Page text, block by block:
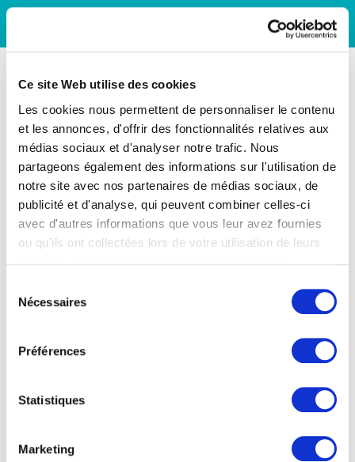
Ce site Web utilise des cookies
Les cookies nous permettent de personnaliser le contenu
et les annonces, d'offrir des fonctionnalités relatives aux
médias sociaux et d'analyser notre trafic. Nous
partageons également des informations sur l'utilisation de
notre site avec nos partenaires de médias sociaux, de
publicité et d'analyse, qui peuvent combiner celles-ci
avec d'autres informations que vous leur avez fournies
ou qu'ils ont collectées lors de votre utilisation de leurs
Nécessaires
Préférences
Statistiques
Marketing